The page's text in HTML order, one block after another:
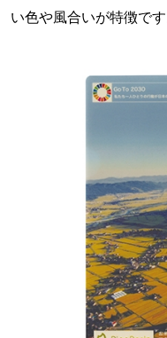
い色や風合いが特徴です